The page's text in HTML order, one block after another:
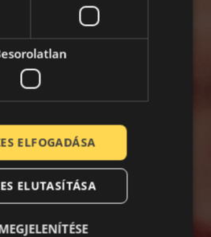
ELFOGADÁSA
ELUTASÍTÁSA